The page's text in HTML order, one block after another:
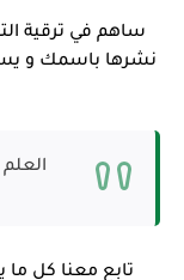
ساهم في ترقية
نشرها باسمك و
تابع معنا كل